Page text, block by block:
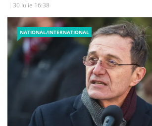
30 Iulie 16:38
NATIONAL/INTERNATIONAL